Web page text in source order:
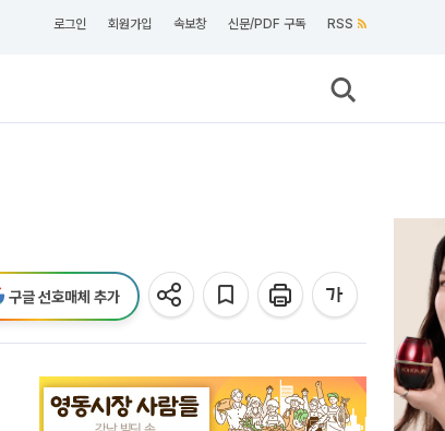
로그인 회원가입 속보창 신문/PDF 구독 RSS
구글 선호매체 추가